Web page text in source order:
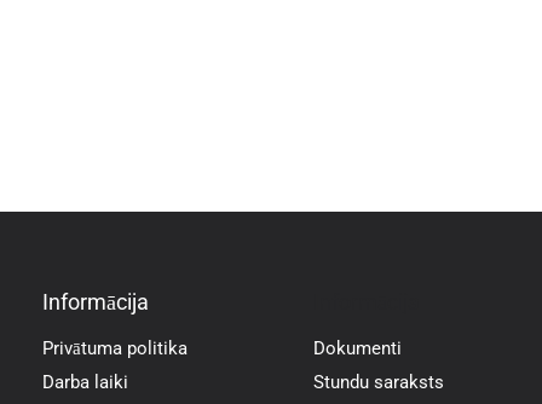
Informācija
Privātuma politika
Darba laiki
Dokumenti
Stundu saraksts